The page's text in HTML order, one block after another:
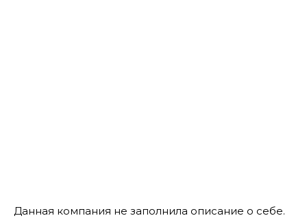
Данная компания не заполнила описание о себе.